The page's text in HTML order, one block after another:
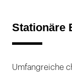
Stationäre
Umfangreiche